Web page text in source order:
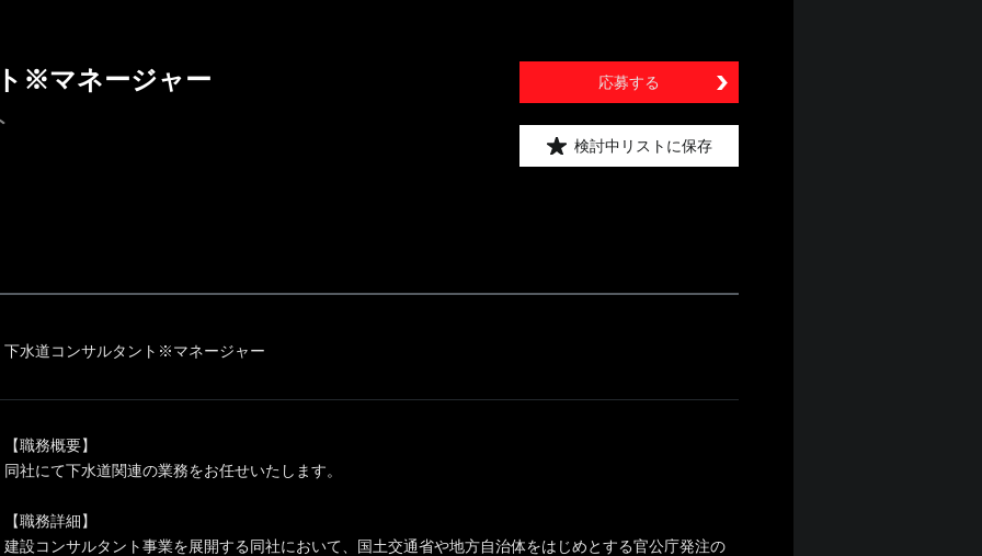
※マネージャー 応募する
検討中リストに保存
下水道コンサルタント※マネージャー
【職務概要】
同社にて下水道関連の業務をお任せいたします。
【職務詳細】
建設コンサルタント事業を展開する同社において、国土交通省や地方自治体をはじめとする官公庁発注の